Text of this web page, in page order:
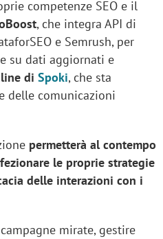
competenze SEO e il
, che integra API di
e Semrush, per
su dati aggiornati e
di Spoki, che sta
delle comunicazioni
permetterà al contempo
le proprie strategie
delle interazioni con i
mirate, gestire